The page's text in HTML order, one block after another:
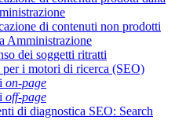
di contenuti non prodotti
Amministrazione
dei soggetti ritratti
i motori di ricerca (SEO)
on-page
off-page
di diagnostica SEO: Search